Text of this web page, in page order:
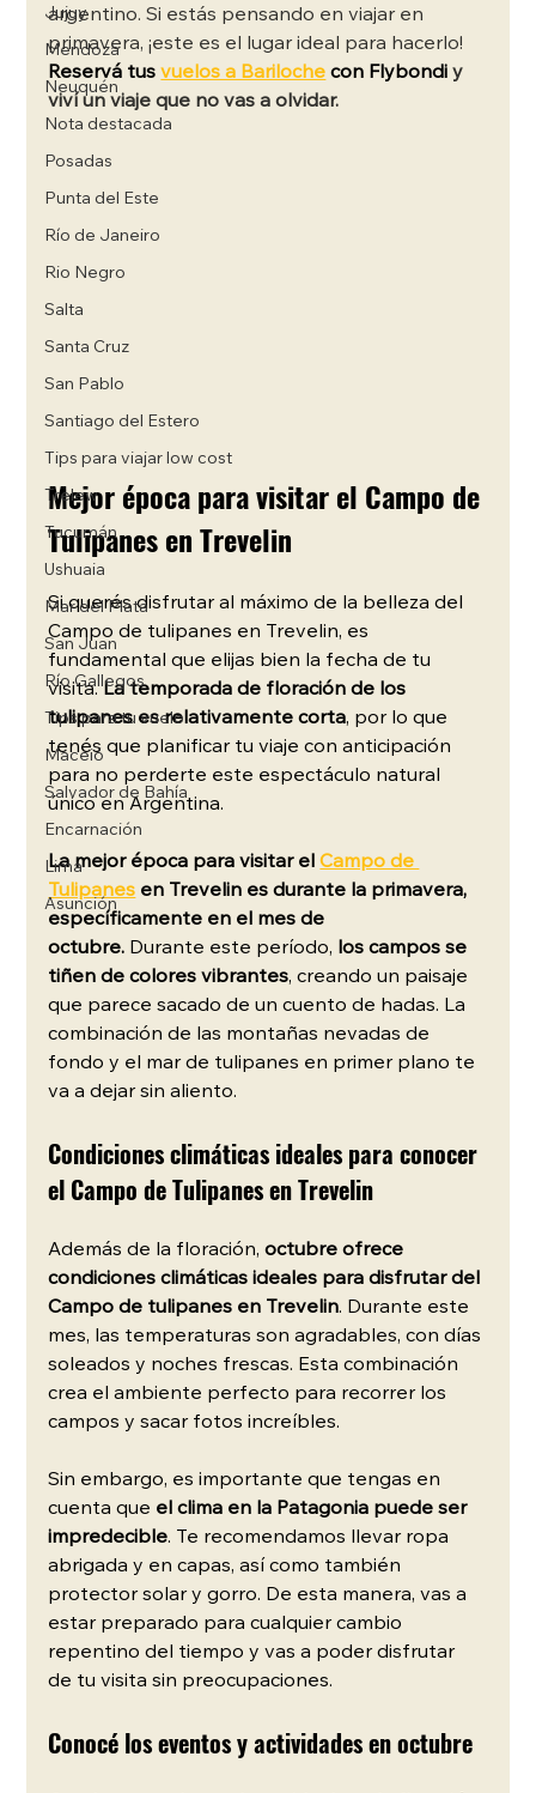
Jujuy
Mendoza
Neuquén
Nota destacada
Posadas
Punta del Este
Río de Janeiro
Rio Negro
Salta
Santa Cruz
San Pablo
Santiago del Estero
Tips para viajar low cost
Trelew
Tucumán
Ushuaia
Mar del Plata
San Juan
Río Gallegos
Tips para tu vuelo
Maceió
Salvador de Bahía
Encarnación
Lima
Asunción
argentino. Si estás pensando en viajar en
primavera, ¡este es el lugar ideal para hacerlo!
Reservá tus vuelos a Bariloche con Flybondi y
viví un viaje que no vas a olvidar.
Mejor época para visitar el Campo de
Tulipanes en Trevelin
Si querés disfrutar al máximo de la belleza del
Campo de tulipanes en Trevelin, es
fundamental que elijas bien la fecha de tu
visita. La temporada de floración de los
tulipanes es relativamente corta, por lo que
tenés que planificar tu viaje con anticipación
para no perderte este espectáculo natural
único en Argentina.
La mejor época para visitar el Campo de
Tulipanes en Trevelin es durante la primavera,
específicamente en el mes de
octubre. Durante este período, los campos se
tiñen de colores vibrantes, creando un paisaje
que parece sacado de un cuento de hadas. La
combinación de las montañas nevadas de
fondo y el mar de tulipanes en primer plano te
va a dejar sin aliento.
Condiciones climáticas ideales para conocer
el Campo de Tulipanes en Trevelin
Además de la floración, octubre ofrece
condiciones climáticas ideales para disfrutar del
Campo de tulipanes en Trevelin. Durante este
mes, las temperaturas son agradables, con días
soleados y noches frescas. Esta combinación
crea el ambiente perfecto para recorrer los
campos y sacar fotos increíbles.
Sin embargo, es importante que tengas en
cuenta que el clima en la Patagonia puede ser
impredecible. Te recomendamos llevar ropa
abrigada y en capas, así como también
protector solar y gorro. De esta manera, vas a
estar preparado para cualquier cambio
repentino del tiempo y vas a poder disfrutar
de tu visita sin preocupaciones.
Conocé los eventos y actividades en octubre